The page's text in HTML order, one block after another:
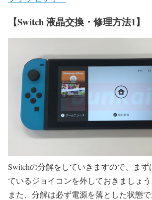
【Switch 液晶交換・修理方法1】
Switchの分解をしていきますので、ま
ているジョイコンを外しておきましょう
また、分解は必ず電源を落とした状態で